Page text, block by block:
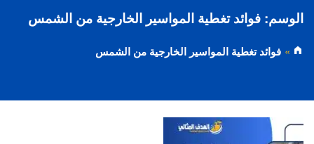
الوسم: فوائد تغطية المواسير الخارجية من الشمس
فوائد تغطية المواسير الخارجية من الشمس